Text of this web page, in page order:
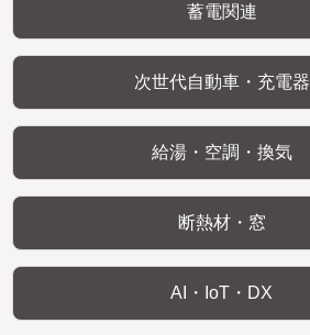
蓄電関連
次世代自動車・充電器
給湯・空調・換気
断熱材・窓
AI・IoT・DX